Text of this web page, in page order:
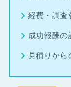
経費・調査
成功報酬の
見積りから